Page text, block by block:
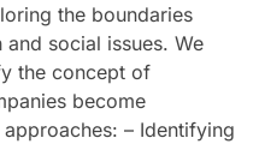
the boundaries
social issues. We
the concept of
become
– Identifying